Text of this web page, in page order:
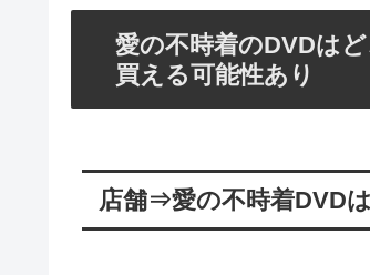
愛の不時着のDVDは
買える可能性あり
店舗⇒愛の不時着DVD